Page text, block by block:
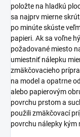
položte na hladkú
sa najprv mierne
po minúte skúste
papieri. Ak sa voľne
požadované miesto
umiestniť nálepku
zmäkčovacieho
na model a opatrne
alebo papierovým
povrchu prstom a
použili zmäkčovací
povrchu nálepky kým